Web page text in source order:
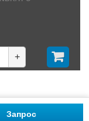
Запрос
+